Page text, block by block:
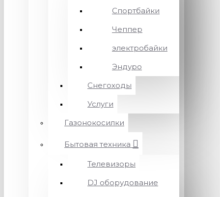
Спортбайки
Чеппер
электробайки
Эндуро
Снегоходы
Услуги
Газонокосилки
Бытовая техника
Телевизоры
DJ оборудование